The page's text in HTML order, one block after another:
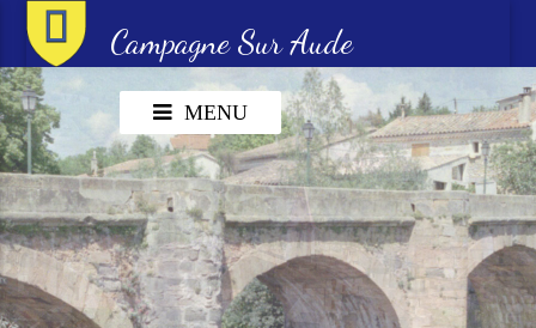
Campagne Sur Aude
MENU